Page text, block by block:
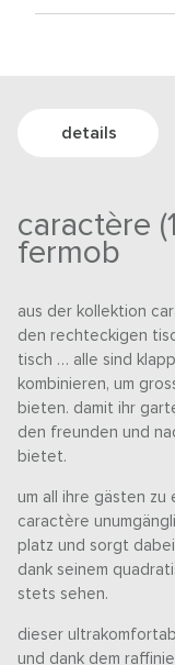
details
caractère
fermob
aus der kollektion
den rechteckigen
tisch … alle sind
kombinieren, um
bieten. damit ihr
den freunden und
bietet.
um all ihre gästen
caractère
platz und sorgt
dank seinem
stets sehen.
dieser
und dank dem